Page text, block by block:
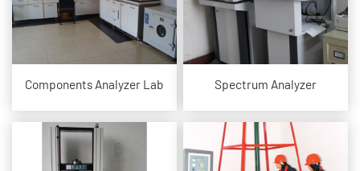
Components Analyzer Lab Spectrum Analyzer